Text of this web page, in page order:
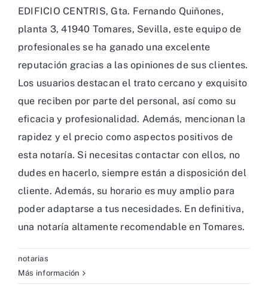
EDIFICIO CENTRIS, Gta. Fernando Quiñones,
planta 3, 41940 Tomares, Sevilla, este equipo de
profesionales se ha ganado una excelente
reputación gracias a las opiniones de sus clientes.
Los usuarios destacan el trato cercano y exquisito
que reciben por parte del personal, así como su
eficacia y profesionalidad. Además, mencionan la
rapidez y el precio como aspectos positivos de
esta notaría. Si necesitas contactar con ellos, no
dudes en hacerlo, siempre están a disposición del
cliente. Además, su horario es muy amplio para
poder adaptarse a tus necesidades. En definitiva,
una notaría altamente recomendable en Tomares.
notarias
Más información